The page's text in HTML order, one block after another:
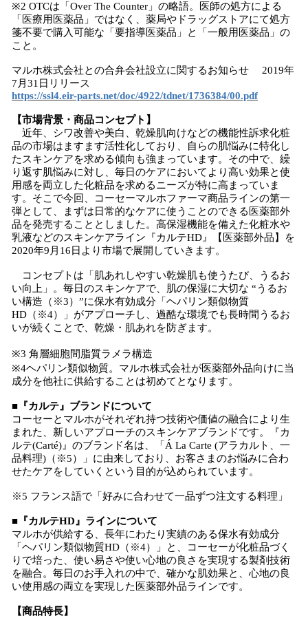
※2 OTCは「Over The Counter」の略語。医師の処方による
「医療用医薬品」ではなく、薬局やドラッグストアにて処方
箋不要で購入可能な「要指導医薬品」と「一般用医薬品」の
こと。
マルホ株式会社との合弁会社設立に関するお知らせ 2019年
7月31日リリース
https://ssl4.eir-parts.net/doc/4922/tdnet/1736384/00.pdf
【市場背景・商品コンセプト】
近年、シワ改善や美白、乾燥肌向けなどの機能性訴求化粧
品の市場はますます活性化しており、自らの肌悩みに特化し
たスキンケアを求める傾向も強まっています。その中で、繰
り返す肌悩みに対し、毎日のケアにおいてより高い効果と使
用感を両立した化粧品を求めるニーズが特に高まっていま
す。そこで今回、コーセーマルホファーマ商品ラインの第一
弾として、まずは日常的なケアに使うことのできる医薬部外
品を発売することとしました。高保湿機能を備えた化粧水や
乳液などのスキンケアライン『カルテHD』【医薬部外品】を
2020年9月16日より市場で展開していきます。
コンセプトは「肌あれしやすい乾燥肌も使うたび、うるお
い向上」。毎日のスキンケアで、肌の保湿に大切な “うるお
い構造（※3）”に保水有効成分「ヘパリン類似物質
HD（※4）」がアプローチし、過酷な環境でも長時間うるお
いが続くことで、乾燥・肌あれを防ぎます。
※3 角層細胞間脂質ラメラ構造
※4ヘパリン類似物質。マルホ株式会社が医薬部外品向けに当
成分を他社に供給することは初めてとなります。
■『カルテ』ブランドについて
コーセーとマルホがそれぞれ持つ技術や価値の融合により生
まれた、新しいアプローチのスキンケアブランドです。『カ
ルテ(Carté)』のブランド名は、「Á La Carte (アラカルト、一
品料理)（※5）」に由来しており、お客さまのお悩みに合わ
せたケアをしていくという目的が込められています。
※5 フランス語で「好みに合わせて一品ずつ注文する料理」
■『カルテHD』ラインについて
マルホが供給する、長年にわたり実績のある保水有効成分
「ヘパリン類似物質HD（※4）」と、コーセーが化粧品づく
りで培った、使い易さや使い心地の良さを実現する製剤技術
を融合。毎日のお手入れの中で、確かな肌効果と、心地の良
い使用感の両立を実現した医薬部外品ラインです。
【商品特長】